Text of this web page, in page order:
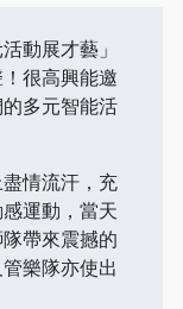
動展才藝」
很高興能邀
多元智能活
情流汗，充
運動，當天
帶來震撼的
樂隊亦使出